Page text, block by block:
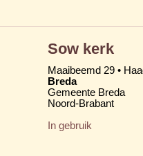
Sow kerk
Maaibeemd 29 •
Breda
Gemeente Breda
Noord-Brabant
In gebruik